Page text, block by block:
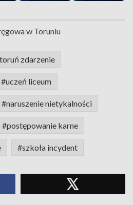
w Toruniu
zdarzenie
#uczeń liceum
#naruszenie nietykalności
#postępowanie karne
#szkoła incydent